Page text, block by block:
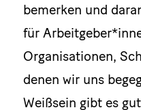
bemerken und
für
Organisationen,
denen wir uns
Weißsein gibt es